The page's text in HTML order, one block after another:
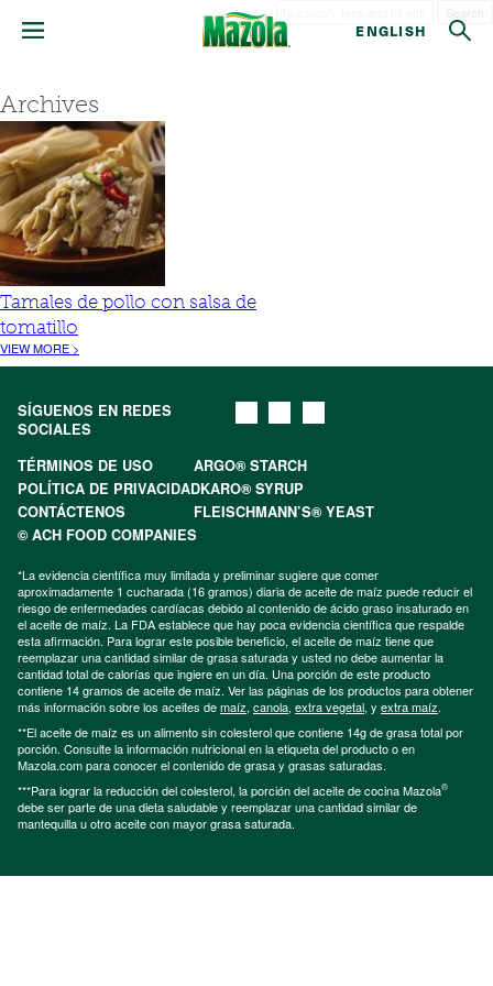
ENGLISH
Archives
Tamales de pollo con salsa de
tomatillo
VIEW MORE >
SÍGUENOS EN REDES
SOCIALES
TÉRMINOS DE USO
ARGO® STARCH
POLÍTICA DE PRIVACIDADKARO® SYRUP
CONTÁCTENOS
FLEISCHMANN’S® YEAST
© ACH FOOD COMPANIES
*La evidencia científica muy limitada y preliminar sugiere que comer
aproximadamente 1 cucharada (16 gramos) diaria de aceite de maíz puede reducir el
riesgo de enfermedades cardíacas debido al contenido de ácido graso insaturado en
el aceite de maíz. La FDA establece que hay poca evidencia científica que respalde
esta afirmación. Para lograr este posible beneficio, el aceite de maíz tiene que
reemplazar una cantidad similar de grasa saturada y usted no debe aumentar la
cantidad total de calorías que ingiere en un día. Una porción de este producto
contiene 14 gramos de aceite de maíz. Ver las páginas de los productos para obtener
más información sobre los aceites demaíz, canola, extra vegetal, y extra maíz.
**El aceite de maíz es un alimento sin colesterol que contiene 14g de grasa total por
porción. Consulte la información nutricional en la etiqueta del producto o en
Mazola.com para conocer el contenido de grasa y grasas saturadas.
***Para lograr la reducción del colesterol, la porción del aceite de cocina Mazola®
debe ser parte de una dieta saludable y reemplazar una cantidad similar de
mantequilla u otro aceite con mayor grasa saturada.